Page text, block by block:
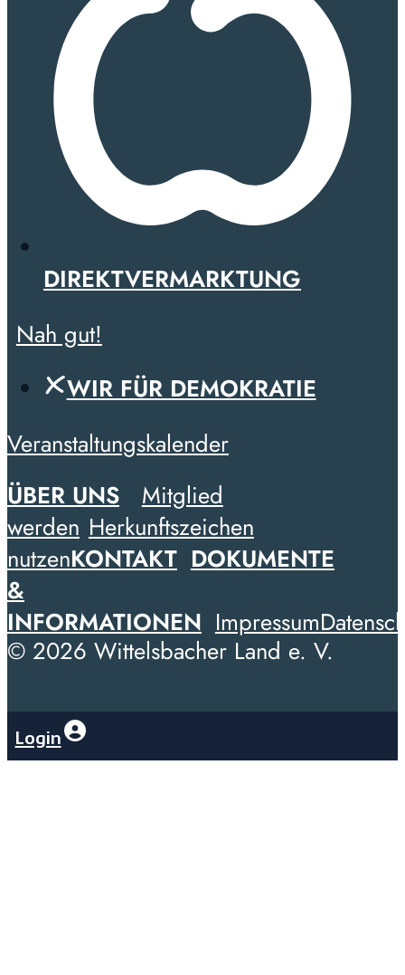
DIREKTVERMARKTUNG
Nah gut!
WIR FÜR DEMOKRATIE
Veranstaltungskalender
ÜBER UNS
Mitglied
werden Herkunftszeichen
nutzenKONTAKT DOKUMENTE
&
INFORMATIONEN Impressum
© 2026 Wittelsbacher Land e. V.
Login